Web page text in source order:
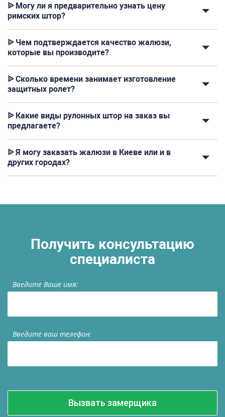
ᐉ Могу ли я предварительно узнать цену
римских штор?
ᐉ Чем подтверждается качество жалюзи,
которые вы производите?
ᐉ Сколько времени занимает изготовление
защитных ролет?
ᐉ Какие виды рулонных штор на заказ вы
предлагаете?
ᐉ Я могу заказать жалюзи в Киеве или и в
других городах?
Получить консультацию
специалиста
Введите Ваше имя:
Введите ваш телефон: